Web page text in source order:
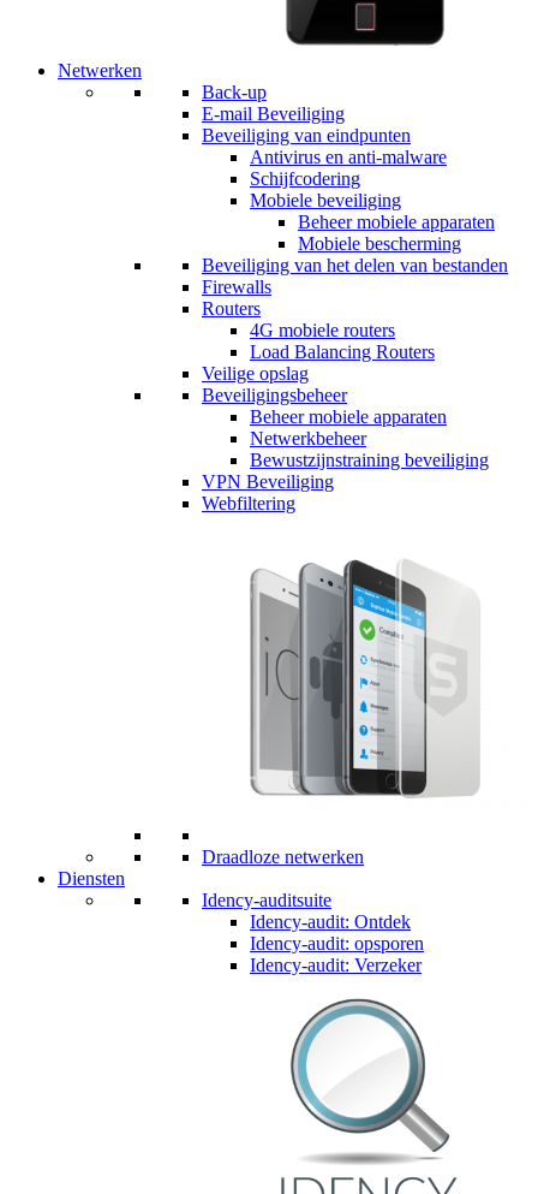
Netwerken
Back-up
E-mail Beveiliging
Beveiliging van eindpunten
Antivirus en anti-malware
Schijfcodering
Mobiele beveiliging
Beheer mobiele apparaten
Mobiele bescherming
Beveiliging van het delen van bestanden
Firewalls
Routers
4G mobiele routers
Load Balancing Routers
Veilige opslag
Beveiligingsbeheer
Beheer mobiele apparaten
Netwerkbeheer
Bewustzijnstraining beveiliging
VPN Beveiliging
Webfiltering
Draadloze netwerken
Diensten
Idency-auditsuite
Idency-audit: Ontdek
Idency-audit: opsporen
Idency-audit: Verzeker